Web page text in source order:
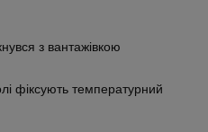
з вантажівкою
фіксують температурний